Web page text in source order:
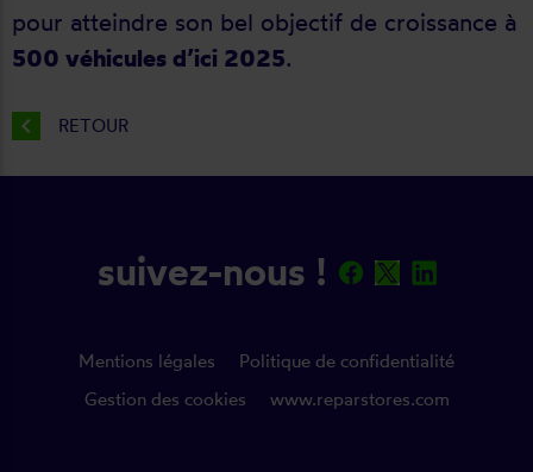
pour atteindre son bel objectif de croissance à
500 véhicules d’ici 2025.
chevron_left RETOUR
suivez-nous !
Mentions légales
Politique de confidentialité
Gestion des cookies
www.reparstores.com